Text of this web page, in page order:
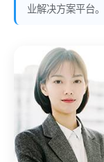
业解决方案平台。